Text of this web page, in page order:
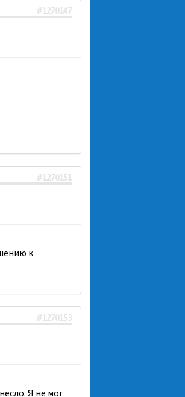
#1270147
#1270151
к
#1270153
Я не мог